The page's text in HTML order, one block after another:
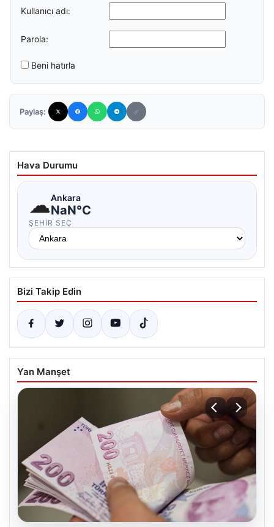
Kullanıcı adı:
Parola:
Beni hatırla
Paylaş:
Hava Durumu
☁Ankara
NaN°C
ŞEHIR SEÇ
Bizi Takip Edin
Yan Manşet